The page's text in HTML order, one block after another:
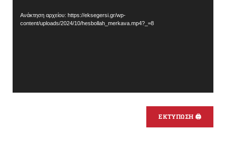
Βίντεο
Ανάκτηση αρχείου: https://eksegersi.gr/wp-
content/uploads/2024/10/hesbollah_merkava.mp4?_=8
ΕΚΤΥΠΩΣΗ 🖨